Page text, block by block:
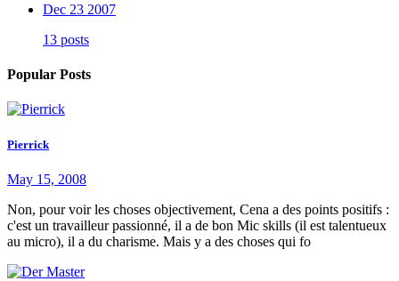
Dec 23 2007
13 posts
Popular Posts
Pierrick
May 15, 2008
Non, pour voir les choses objectivement, Cena a des points positifs :
c'est un travailleur passionné, il a de bon Mic skills (il est talentueux
au micro), il a du charisme. Mais y a des choses qui fo